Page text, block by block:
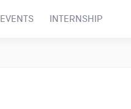
EVENTS INTERNSHIP